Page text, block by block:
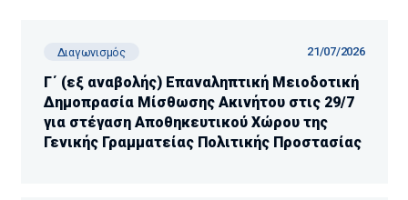
Διαγωνισμός 21/07/2026
Γ΄ (εξ αναβολής) Επαναληπτική Μειοδοτική
Δημοπρασία Μίσθωσης Ακινήτου στις 29/7
για στέγαση Αποθηκευτικού Χώρου της
Γενικής Γραμματείας Πολιτικής Προστασίας